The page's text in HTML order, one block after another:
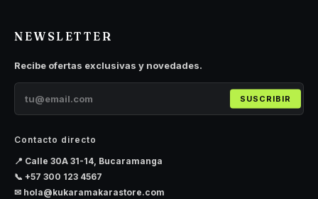
NEWSLETTER
Recibe ofertas exclusivas y novedades.
SUSCRIBIR
Contacto directo
📍 Calle 30A 31-14, Bucaramanga
📞 +57 300 123 4567
✉ hola@kukaramakarastore.com